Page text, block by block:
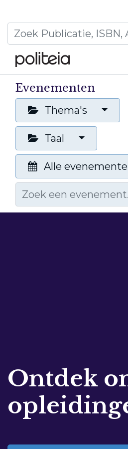
Evenementen
Thema's
Taal
Alle
Ontdek